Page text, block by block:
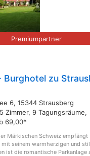
Premiumpartner
Burghotel zu
6, 15344 Strausberg
Zimmer, 9 Tagungsräume,
69,00*
Märkischen Schweiz empfängt
seinem warmherzigen und
ist die romantische Parkanlage